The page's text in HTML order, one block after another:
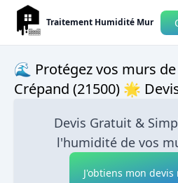
Traitement Humidité Mur
🌊 Protégez vos murs
Crépand (21500) 🌟
Devis Gratuit &
l'humidité de vos
J'obtiens mon